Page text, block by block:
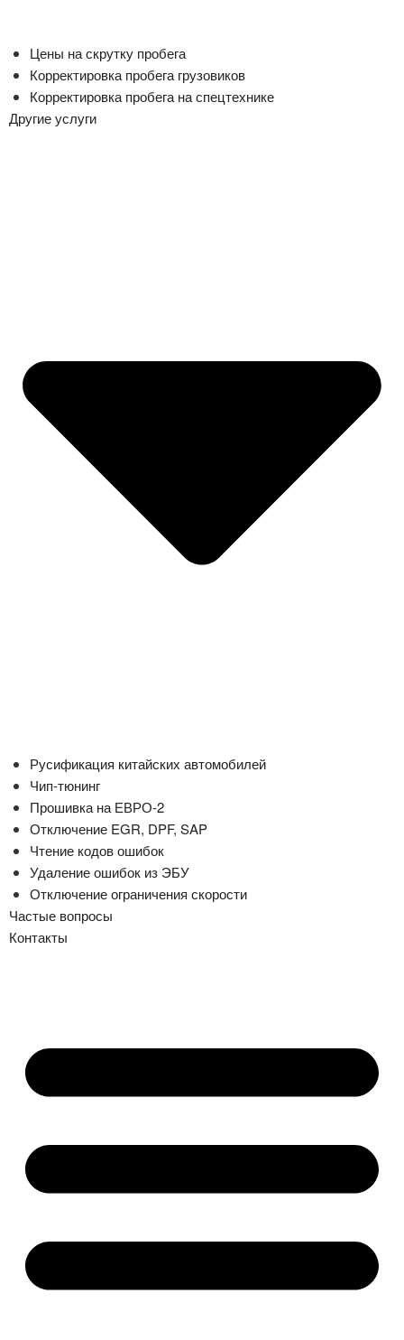
Цены на скрутку пробега
Корректировка пробега грузовиков
Корректировка пробега на спецтехнике
Другие услуги
Русификация китайских автомобилей
Чип-тюнинг
Прошивка на ЕВРО-2
Отключение EGR, DPF, SAP
Чтение кодов ошибок
Удаление ошибок из ЭБУ
Отключение ограничения скорости
Частые вопросы
Контакты